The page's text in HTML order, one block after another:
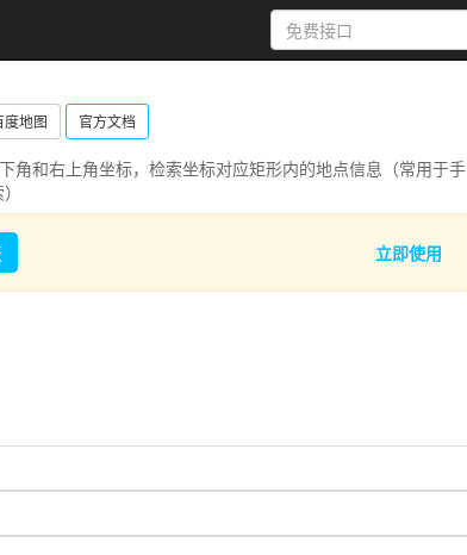
度地图 官方文档
角和右上角坐标，检索坐标对应矩形内的地点信息（常用于手
立即使用